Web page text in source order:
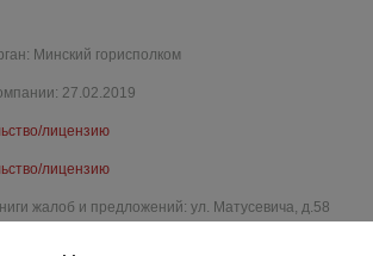
Минский горисполком
27.02.2019
лицензию
лицензию
жалоб и предложений: ул. Матусевича, д.58